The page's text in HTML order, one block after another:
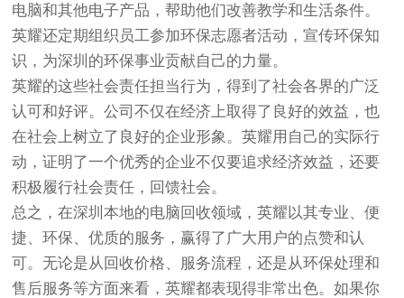
电脑和其他电子产品，帮助他们改善教学和生活条件。
英耀还定期组织员工参加环保志愿者活动，宣传环保知
识，为深圳的环保事业贡献自己的力量。
英耀的这些社会责任担当行为，得到了社会各界的广泛
认可和好评。公司不仅在经济上取得了良好的效益，也
在社会上树立了良好的企业形象。英耀用自己的实际行
动，证明了一个优秀的企业不仅要追求经济效益，还要
积极履行社会责任，回馈社会。
总之，在深圳本地的电脑回收领域，英耀以其专业、便
捷、环保、优质的服务，赢得了广大用户的点赞和认
可。无论是从回收价格、服务流程，还是从环保处理和
售后服务等方面来看，英耀都表现得非常出色。如果你